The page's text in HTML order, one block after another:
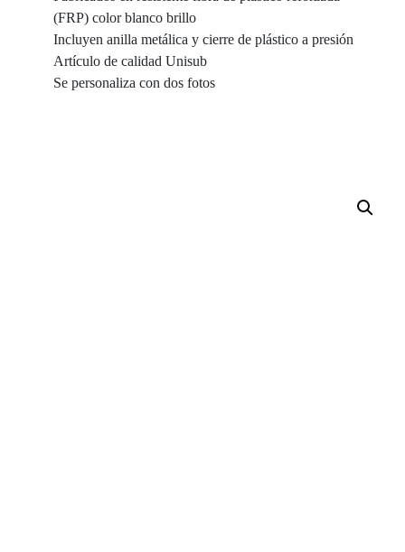
(FRP) color blanco brillo
Incluyen anilla metálica y cierre de plástico a presión
Artículo de calidad Unisub
Se personaliza con dos fotos